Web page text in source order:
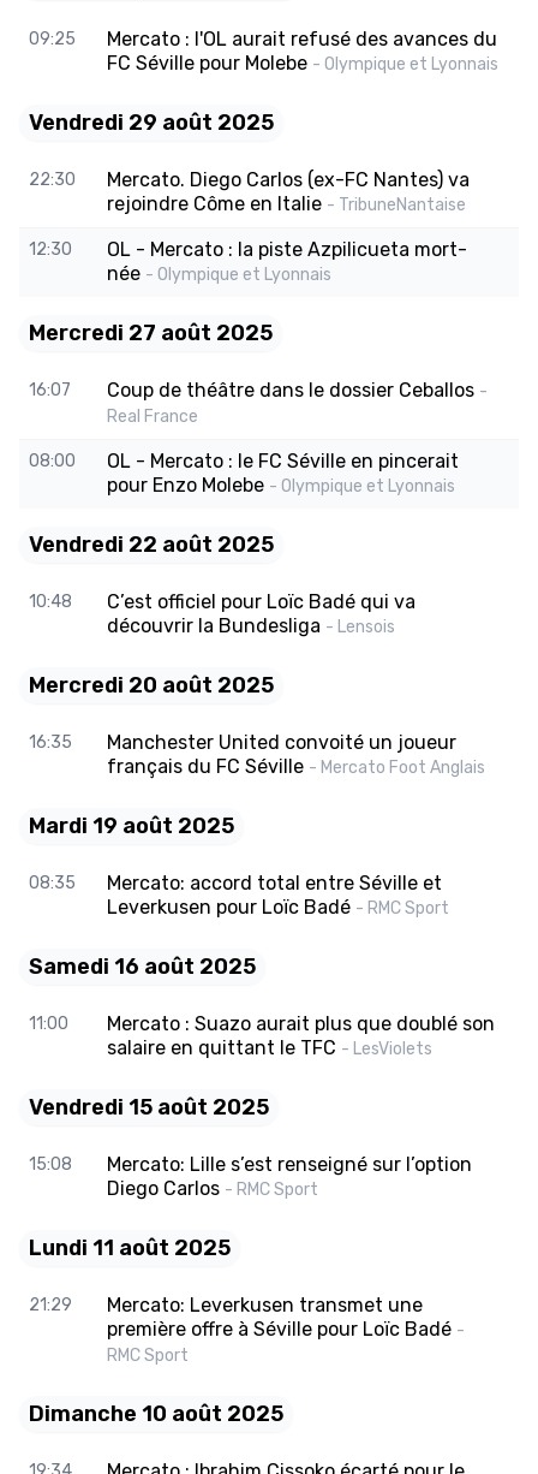
09:25
Mercato : l'OL aurait refusé des avances du
FC Séville pour Molebe - Olympique et Lyonnais
Vendredi 29 août 2025
22:30
Mercato. Diego Carlos (ex-FC Nantes) va
rejoindre Côme en Italie - TribuneNantaise
12:30
OL - Mercato : la piste Azpilicueta mort-
née - Olympique et Lyonnais
Mercredi 27 août 2025
16:07 Coup de théâtre dans le dossier Ceballos -
Real France
08:00
OL - Mercato : le FC Séville en pincerait
pour Enzo Molebe - Olympique et Lyonnais
Vendredi 22 août 2025
10:48
C’est officiel pour Loïc Badé qui va
découvrir la Bundesliga - Lensois
Mercredi 20 août 2025
16:35
Manchester United convoité un joueur
français du FC Séville - Mercato Foot Anglais
Mardi 19 août 2025
08:35
Mercato: accord total entre Séville et
Leverkusen pour Loïc Badé - RMC Sport
Samedi 16 août 2025
11:00
Mercato : Suazo aurait plus que doublé son
salaire en quittant le TFC - LesViolets
Vendredi 15 août 2025
15:08
Mercato: Lille s’est renseigné sur l’option
Diego Carlos - RMC Sport
Lundi 11 août 2025
21:29
Mercato: Leverkusen transmet une
première offre à Séville pour Loïc Badé -
RMC Sport
Dimanche 10 août 2025